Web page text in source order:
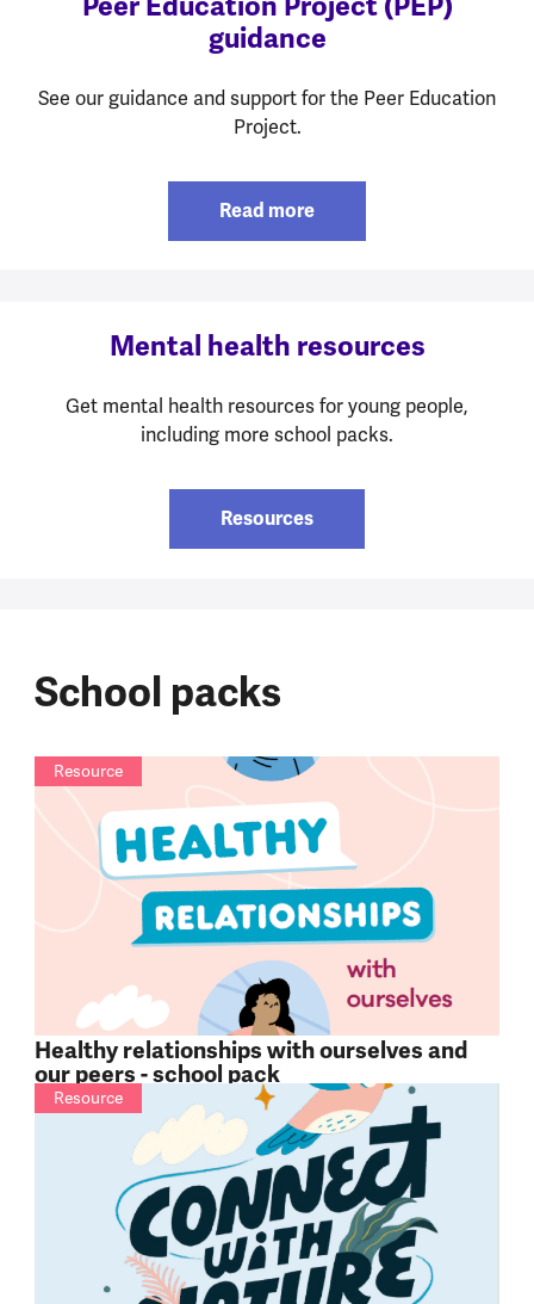
guidance
See our guidance and support for the Peer Education
Project.
Read more
Mental health resources
Get mental health resources for young people,
including more school packs.
Resources
School packs
Healthy relationships with ourselves and
our peers - school pack
Resource
Resource